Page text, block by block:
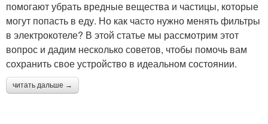
помогают убрать вредные вещества и частицы, которые
могут попасть в еду. Но как часто нужно менять фильтры
в электрокотеле? В этой статье мы рассмотрим этот
вопрос и дадим несколько советов, чтобы помочь вам
сохранить свое устройство в идеальном состоянии.
читать дальше →